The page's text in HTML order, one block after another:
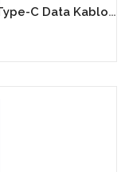
Redmi Note 10 Pro Max Orjinal USB Type-C Data Kablosu